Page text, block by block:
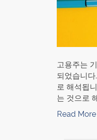
고용주는
되었습니
로 해석됩
는 것으로
Read More